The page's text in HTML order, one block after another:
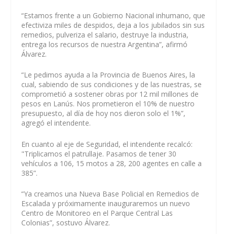
“Estamos frente a un Gobierno Nacional inhumano, que
efectiviza miles de despidos, deja a los jubilados sin sus
remedios, pulveriza el salario, destruye la industria,
entrega los recursos de nuestra Argentina”, afirmó
Álvarez.
“Le pedimos ayuda a la Provincia de Buenos Aires, la
cual, sabiendo de sus condiciones y de las nuestras, se
comprometió a sostener obras por 12 mil millones de
pesos en Lanús. Nos prometieron el 10% de nuestro
presupuesto, al día de hoy nos dieron solo el 1%”,
agregó el intendente.
En cuanto al eje de Seguridad, el intendente recalcó:
"Triplicamos el patrullaje. Pasamos de tener 30
vehículos a 106, 15 motos a 28, 200 agentes en calle a
385”.
“Ya creamos una Nueva Base Policial en Remedios de
Escalada y próximamente inauguraremos un nuevo
Centro de Monitoreo en el Parque Central Las
Colonias”, sostuvo Álvarez.